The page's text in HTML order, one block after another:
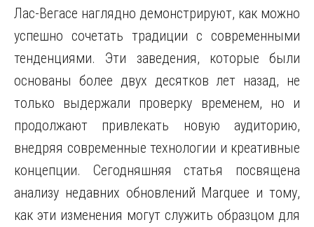
Лас-Вегасе наглядно демонстрируют, как можно
успешно сочетать традиции с современными
тенденциями. Эти заведения, которые были
основаны более двух десятков лет назад, не
только выдержали проверку временем, но и
продолжают привлекать новую аудиторию,
внедряя современные технологии и креативные
концепции. Сегодняшняя статья посвящена
анализу недавних обновлений Marquee и тому,
как эти изменения могут служить образцом для